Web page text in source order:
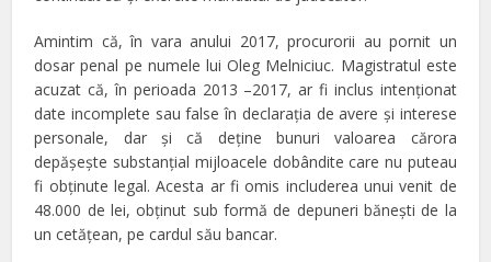
Amintim că, în vara anului 2017, procurorii au pornit un
dosar penal pe numele lui Oleg Melniciuc. Magistratul este
acuzat că, în perioada 2013 –2017, ar fi inclus intenţionat
date incomplete sau false în declaraţia de avere şi interese
personale, dar și că deține bunuri valoarea cărora
depăşeşte substanţial mijloacele dobândite care nu puteau
fi obţinute legal. Acesta ar fi omis includerea unui venit de
48.000 de lei, obținut sub formă de depuneri bănești de la
un cetățean, pe cardul său bancar.